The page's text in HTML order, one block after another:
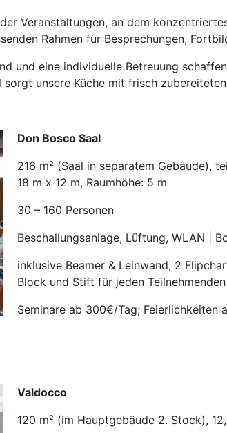
Veranstaltungen, an dem
Rahmen für Besprechungen,
und eine individuelle Betreuung
unsere Küche mit frisch
Don Bosco Saal
216 m² (Saal in separatem Gebäude),
18 m x 12 m, Raumhöhe: 5 m
30 – 160 Personen
Beschallungsanlage, Lüftung, WLAN |
inklusive Beamer & Leinwand, 2
Block und Stift für jeden Teilnehmenden
Seminare ab 300€/Tag; Feierlichkeiten
Valdocco
120 m² (im Hauptgebäude 2. Stock),